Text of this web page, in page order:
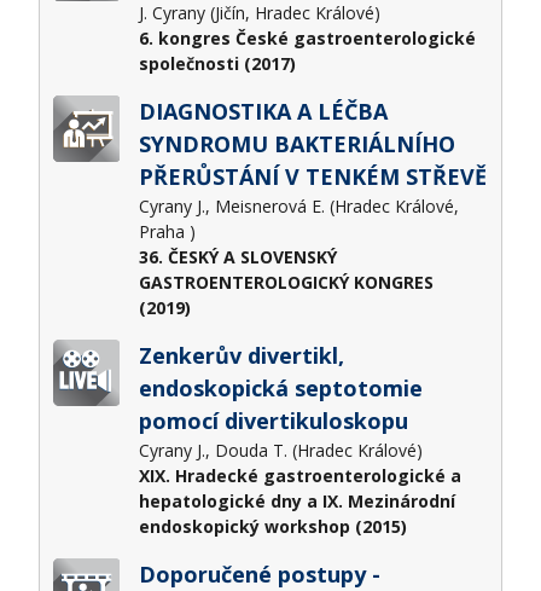
J. Cyrany (Jičín, Hradec Králové)
6. kongres České gastroenterologické
společnosti (2017)
DIAGNOSTIKA A LÉČBA
SYNDROMU BAKTERIÁLNÍHO
PŘERŮSTÁNÍ V TENKÉM STŘEVĚ
Cyrany J., Meisnerová E. (Hradec Králové,
Praha )
36. ČESKÝ A SLOVENSKÝ
GASTROENTEROLOGICKÝ KONGRES
(2019)
Zenkerův divertikl,
endoskopická septotomie
pomocí divertikuloskopu
Cyrany J., Douda T. (Hradec Králové)
XIX. Hradecké gastroenterologické a
hepatologické dny a IX. Mezinárodní
endoskopický workshop (2015)
Doporučené postupy -